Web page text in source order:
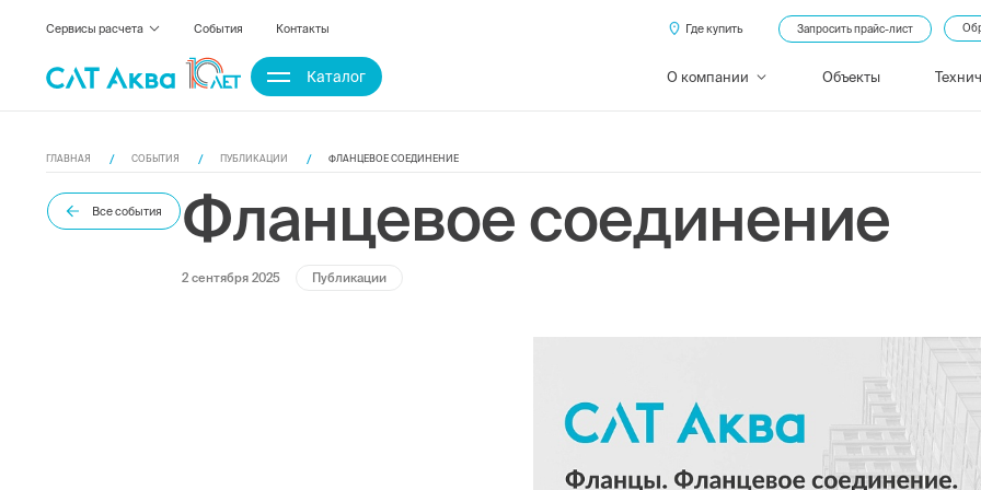
Сервисы расчета События Контакты Где купить Запросить прайс-лист
Каталог О компании Объекты
ГЛАВНАЯ СОБЫТИЯ ПУБЛИКАЦИИ ФЛАНЦЕВОЕ СОЕДИНЕНИЕ
Все события Фланцевое соединение
2 сентября 2025 Публикации